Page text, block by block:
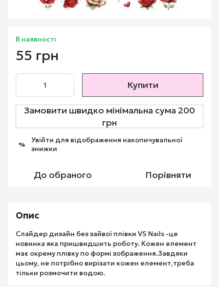
В наявності
55 грн
Купити
Замовити швидко мінімальна сума 200
грн
% Увійти для відображення накопичувальної
знижки
До обраного Порівняти
Опис
Слайдер дизайн без зайвої плівки VS Nails -це
новинка яка пришвидшить роботу. Кожен елемент
має окрему плівку по формі зображення.Завдяки
цьому, не потрібно вирізати кожен елемент,треба
тільки розмочити водою.